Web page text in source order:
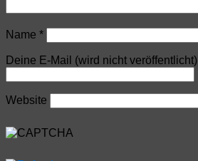
Name *
Deine E-Mail (wird nicht veröffentlicht)
Website